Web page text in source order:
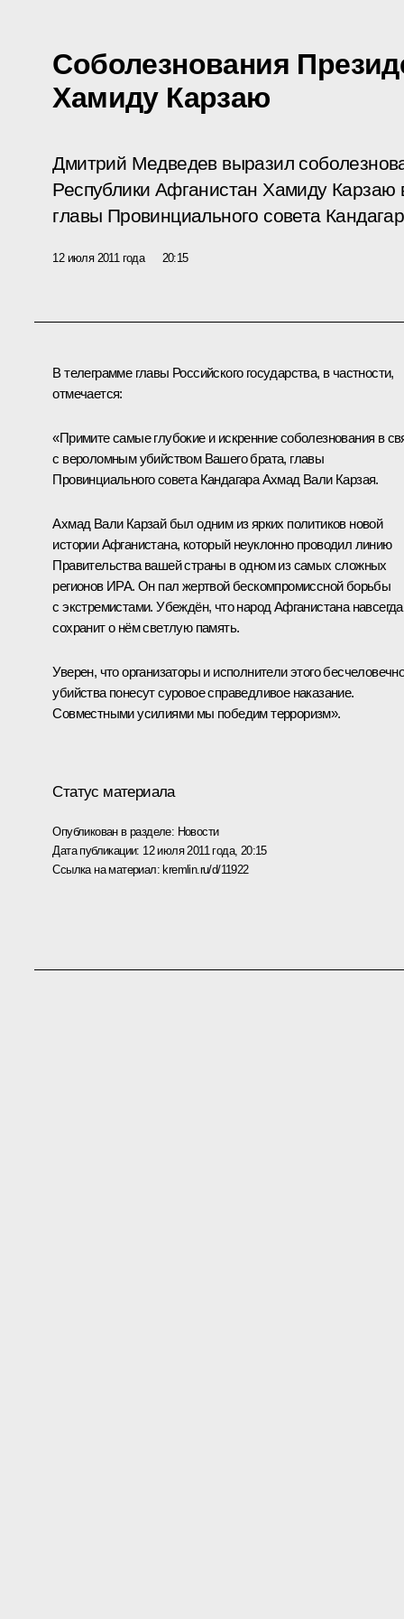
Соболезнования
Хамиду Карзаю
Дмитрий Медведев выразил
Республики Афганистан Хамиду Карзаю
главы Провинциального совета
12 июля 2011 года 20:15
В телеграмме главы Российского государства, в частности,
отмечается:
«Примите самые глубокие и искренние соболезнования в
с вероломным убийством Вашего брата, главы
Провинциального совета Кандагара Ахмад Вали Карзая.
Ахмад Вали Карзай был одним из ярких политиков новой
истории Афганистана, который неуклонно проводил линию
Правительства вашей страны в одном из самых сложных
регионов ИРА. Он пал жертвой бескомпромиссной борьбы
с экстремистами. Убеждён, что народ Афганистана навсегда
сохранит о нём светлую память.
Уверен, что организаторы и исполнители этого
убийства понесут суровое справедливое наказание.
Совместными усилиями мы победим терроризм».
Статус материала
Опубликован в разделе: Новости
Дата публикации: 12 июля 2011 года, 20:15
Ссылка на материал: kremlin.ru/d/11922